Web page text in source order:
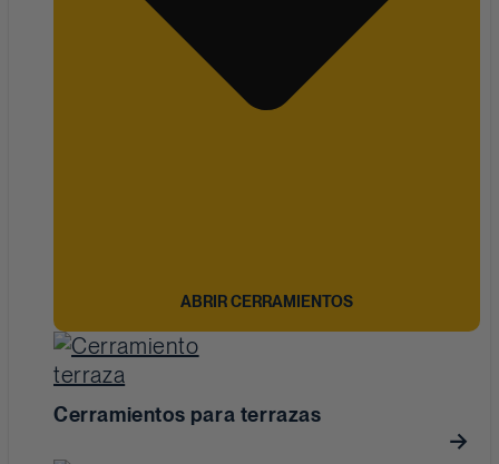
ABRIR CERRAMIENTOS
Cerramientos para terrazas